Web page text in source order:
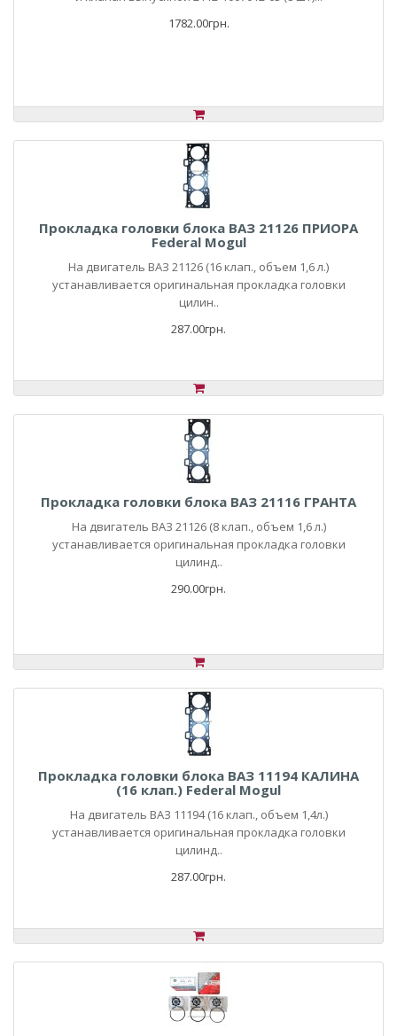
1782.00грн.
Прокладка головки блока ВАЗ 21126 ПРИОРА
Federal Mogul
На двигатель ВАЗ 21126 (16 клап., объем 1,6 л.)
устанавливается оригинальная прокладка головки
цилин..
287.00грн.
Прокладка головки блока ВАЗ 21116 ГРАНТА
На двигатель ВАЗ 21126 (8 клап., объем 1,6 л.)
устанавливается оригинальная прокладка головки
цилинд..
290.00грн.
Прокладка головки блока ВАЗ 11194 КАЛИНА
(16 клап.) Federal Mogul
На двигатель ВАЗ 11194 (16 клап., объем 1,4л.)
устанавливается оригинальная прокладка головки
цилинд..
287.00грн.